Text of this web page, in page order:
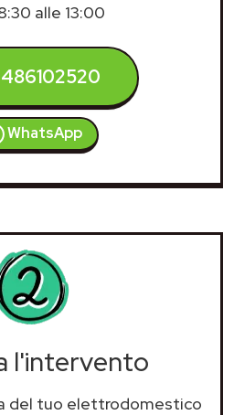
alle 13:00
WhatsApp
l'intervento
del tuo elettrodomestico